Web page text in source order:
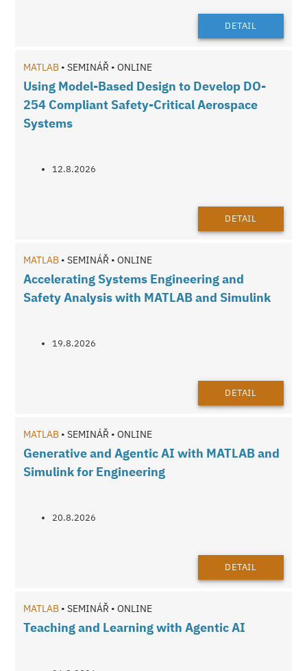
DETAIL
MATLAB • SEMINÁŘ • ONLINE
Using Model-Based Design to Develop DO-
254 Compliant Safety-Critical Aerospace
Systems
12.8.2026
DETAIL
MATLAB • SEMINÁŘ • ONLINE
Accelerating Systems Engineering and
Safety Analysis with MATLAB and Simulink
19.8.2026
DETAIL
MATLAB • SEMINÁŘ • ONLINE
Generative and Agentic AI with MATLAB and
Simulink for Engineering
20.8.2026
DETAIL
MATLAB • SEMINÁŘ • ONLINE
Teaching and Learning with Agentic AI